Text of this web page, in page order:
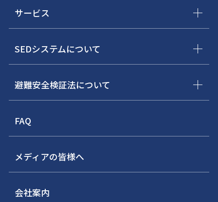
サービス
SEDシステムについて
避難安全検証法について
FAQ
メディアの皆様へ
会社案内